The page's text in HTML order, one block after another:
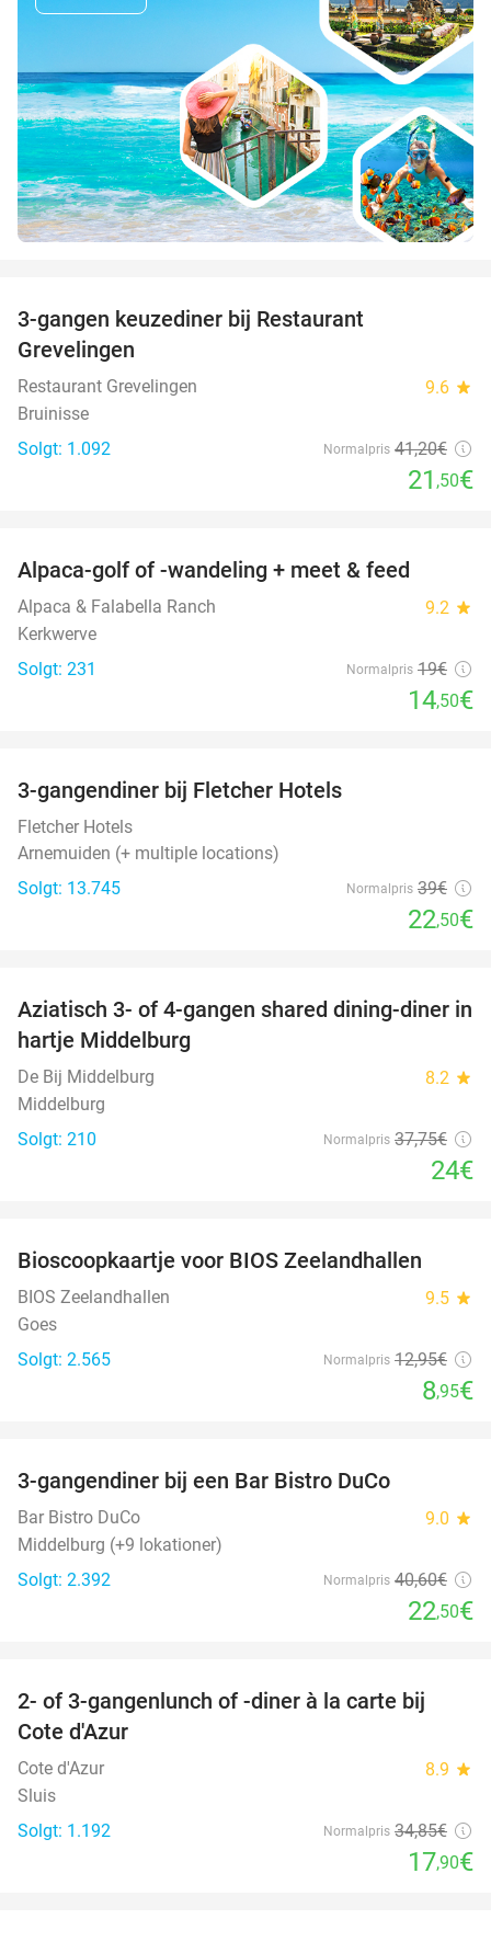
3-gangen keuzediner bij Restaurant
Grevelingen
Restaurant Grevelingen 9.6 star
Bruinisse
Solgt: 1.092
Normalpris 41,20€
21 ,50€
Alpaca-golf of -wandeling + meet & feed
Alpaca & Falabella Ranch 9.2 star
Kerkwerve
Solgt: 231
Normalpris 19€
14,50€
3-gangendiner bij Fletcher Hotels
Fletcher Hotels
Arnemuiden (+ multiple locations)
Solgt: 13.745
Normalpris 39€
22,50€
36%
Aziatisch 3- of 4-gangen shared dining-diner in
hartje Middelburg
De Bij Middelburg 8.2 star
Middelburg
Solgt: 210
Normalpris 37,75€
24€
Bioscoopkaartje voor BIOS Zeelandhallen
BIOS Zeelandhallen 9.5 star
Goes
Solgt: 2.565
Normalpris 12,95€
8,95€
3-gangendiner bij een Bar Bistro DuCo
Bar Bistro DuCo 9.0 star
Middelburg (+9 lokationer)
Solgt: 2.392
Normalpris 40,60€
22,50€
49%
2- of 3-gangenlunch of -diner à la carte bij
Cote d'Azur
Cote d'Azur 8.9 star
Sluis
Solgt: 1.192
Normalpris 34,85€
17,90€